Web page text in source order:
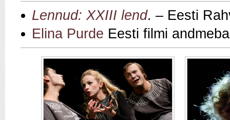
Lennud: XXIII lend. – Eesti
Elina Purde Eesti filmi